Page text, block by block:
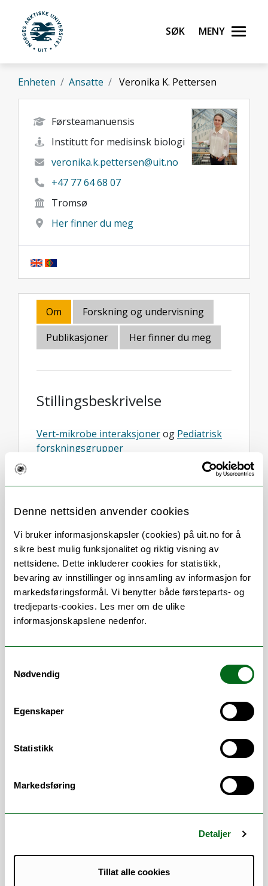
Denne nettsiden anvender cookies
Vi bruker informasjonskapsler (cookies) på uit.no for å
sikre best mulig funksjonalitet og riktig visning av
nettsidene. Dette inkluderer cookies for statistikk,
bevaring av innstillinger og innsamling av informasjon for
markedsføringsformål. Vi benytter både førsteparts- og
tredjeparts-cookies. Les mer om de ulike
informasjonskapslene nedenfor.
Nødvendig
Egenskaper
Statistikk
Markedsføring
Detaljer
Tillat alle cookies
Gå til hovedinnhold
UiT Norges arktiske universitet
Søk Meny
Enheten Ansatte Veronika K. Pettersen
Førsteamanuensis
Institutt for medisinsk biologi
veronika.k.pettersen@uit.no
+47 77 64 68 07
Tromsø
Her finner du meg
Om
Forskning og undervisning
Publikasjoner
Her finner du meg
Stillingsbeskrivelse
Vert-mikrobe interaksjonerog Pediatrisk
forskningsgrupper
Antibacterial Strategies
Stillinger
2022- Førsteamanuensis (Associate
Professor) at Host-Microbe
Interactions and Pediatric Research
Groups, Department of Medical
Biology, UiT
2020-2021 NFR-financed researcher,
Department of Clinical Medicine, UiT
Institute for Chronic Diseases,
Clinical Science, Faculty of Medicine
and Dentistry, University of Bergen,
2008-2012 PhD fellow, Department of
Norway
Utdannelse
PhD Biotechnology, Norwegian
University of Science and Technology
MSc Biotechnology, Technical